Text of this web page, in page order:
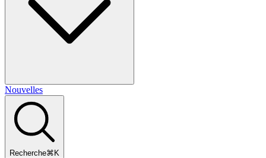
Nouvelles
Recherche⌘ K